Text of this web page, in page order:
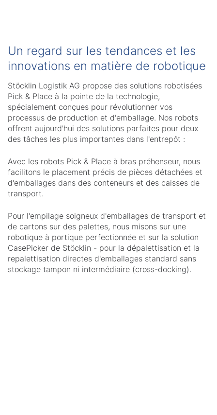
Un regard sur les tendances et les
innovations en matière de robotique
Stöcklin Logistik AG propose des solutions robotisées
Pick & Place à la pointe de la technologie,
spécialement conçues pour révolutionner vos
processus de production et d'emballage. Nos robots
offrent aujourd'hui des solutions parfaites pour deux
des tâches les plus importantes dans l'entrepôt :
Avec les robots Pick & Place à bras préhenseur, nous
facilitons le placement précis de pièces détachées et
d'emballages dans des conteneurs et des caisses de
transport.
Pour l'empilage soigneux d'emballages de transport et
de cartons sur des palettes, nous misons sur une
robotique à portique perfectionnée et sur la solution
CasePicker de Stöcklin - pour la dépalettisation et la
repalettisation directes d'emballages standard sans
stockage tampon ni intermédiaire (cross-docking).